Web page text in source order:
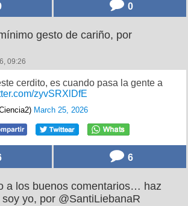
0
gesto de cariño, por
09:26
cerdito, es cuando pasa la gente a
zyvSRXlDfE
March 25, 2026
6
a los buenos comentarios… haz
yo, por @SantiLiebanaR